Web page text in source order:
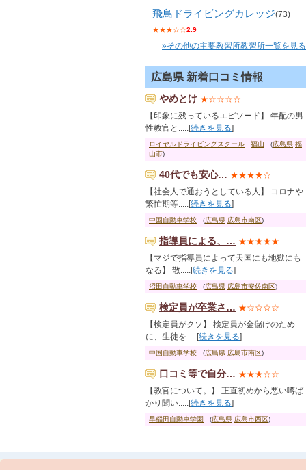
飛鳥ドライビングカレッジ(73)
★★★☆☆2.9
»その他の主要教習所教習所一覧を見る
広島県 新着口コミ情報
やめとけ ★☆☆☆☆
【印象に残っているエピソード】 年配の男
性教官と.....[続きを見る]
ロイヤルドライビングスクール 福山 (広島県 福
山市)
40代でも安心… ★★★★☆
【社会人で通おうとしている人】 コロナや
繁忙期等.....[続きを見る]
中国自動車学校 (広島県 広島市南区)
指導員による、… ★★★★★
【マジで指導員によって天国にも地獄にも
なる】 散.....[続きを見る]
沼田自動車学校 (広島県 広島市安佐南区)
検定員が卒業さ… ★☆☆☆☆
【検定員がクソ】 検定員が金儲けのため
に、生徒を.....[続きを見る]
中国自動車学校 (広島県 広島市南区)
口コミ等で自分… ★★★☆☆
【教官について。】 正直初めから悪い噂ば
かり聞い.....[続きを見る]
早稲田自動車学園 (広島県 広島市西区)